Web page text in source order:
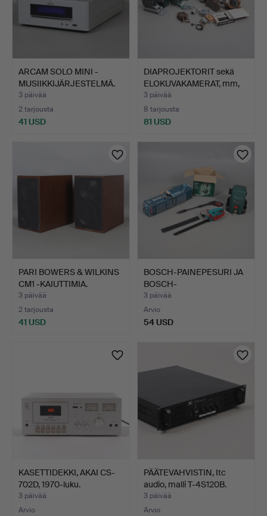
ARCAM SOLO MINI -
MUSIIKKIJÄRJESTELMÄ.
3 päivää
2 tarjousta
41 USD
DIAPROJEKTORIT sekä
ELOKUVAKAMERAT, mm,
Un…
3 päivää
8 tarjousta
81 USD
PARI BOWERS & WILKINS
CM1 -KAIUTTIMIA.
3 päivää
2 tarjousta
41 USD
BOSCH-PAINEPESURI JA
BOSCH-
PENSASLEIKKURI.
3 päivää
Arvio
54 USD
KASETTIDEKKI, AKAI CS-
702D, 1970-luku.
3 päivää
Arvio
PÄÄTEVAHVISTIN, Itc
audio, malli T-4S120B.
3 päivää
Arvio